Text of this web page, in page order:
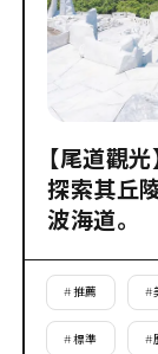
【尾道觀
探索其丘
波海道。
#推薦 #
#標準 #